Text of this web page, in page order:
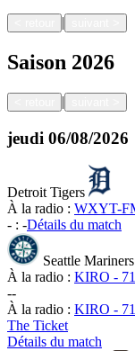
|
Saison 2026
|
jeudi 06/08/2026
Detroit Tigers
À la radio : WXYT-
- : -Détails du match
Seattle Mariners
À la radio : KIRO -
--
À la radio : KIRO -
The Ticket
Détails du match